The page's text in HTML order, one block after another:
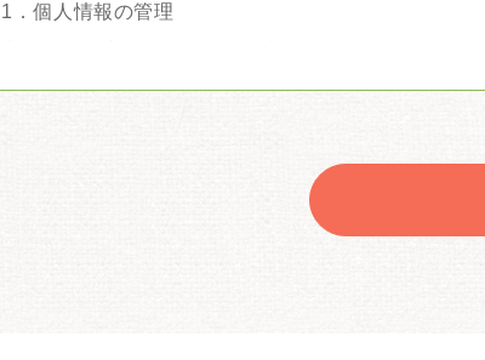
1．個人情報の管理
改ざん・漏洩等を防止するため、セキュリティシス